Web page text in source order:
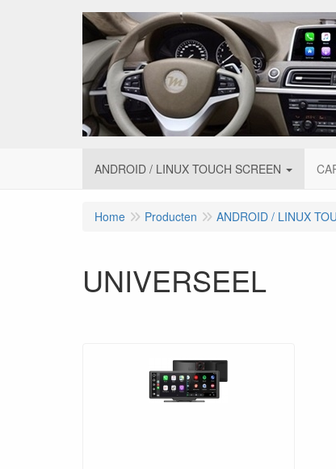
ANDROID / LINUX TOUCH SCREEN
Home Producten ANDROID / LINUX
UNIVERSEEL